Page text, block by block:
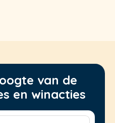
van de
en winacties